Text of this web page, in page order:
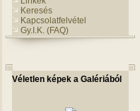
Keresés
Kapcsolatfelvétel
Gy.I.K. (FAQ)
Véletlen képek a Galériából